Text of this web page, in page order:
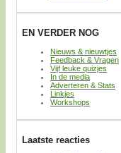
EN VERDER NOG
Nieuws & nieuwtjes
Feedback & Vragen
Vijf leuke quizjes
In de media
Adverteren & Stats
Linkjes
Workshops
Laatste reacties